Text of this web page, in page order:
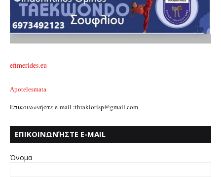
efimerides.eu
Apotelesmata
Επικοινωνήστε e-mail :thrakiotisp@gmail.com
ΕΠΙΚΟΙΝΩΝΉΣΤΕ E-MAIL
Όνομα